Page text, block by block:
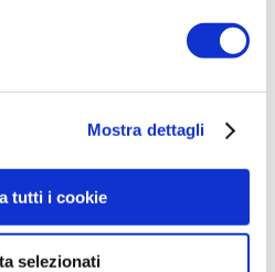
Mostra dettagli
tutti i cookie
selezionati
ri-spengo le luci
.
FORM CON I
RICEVERE